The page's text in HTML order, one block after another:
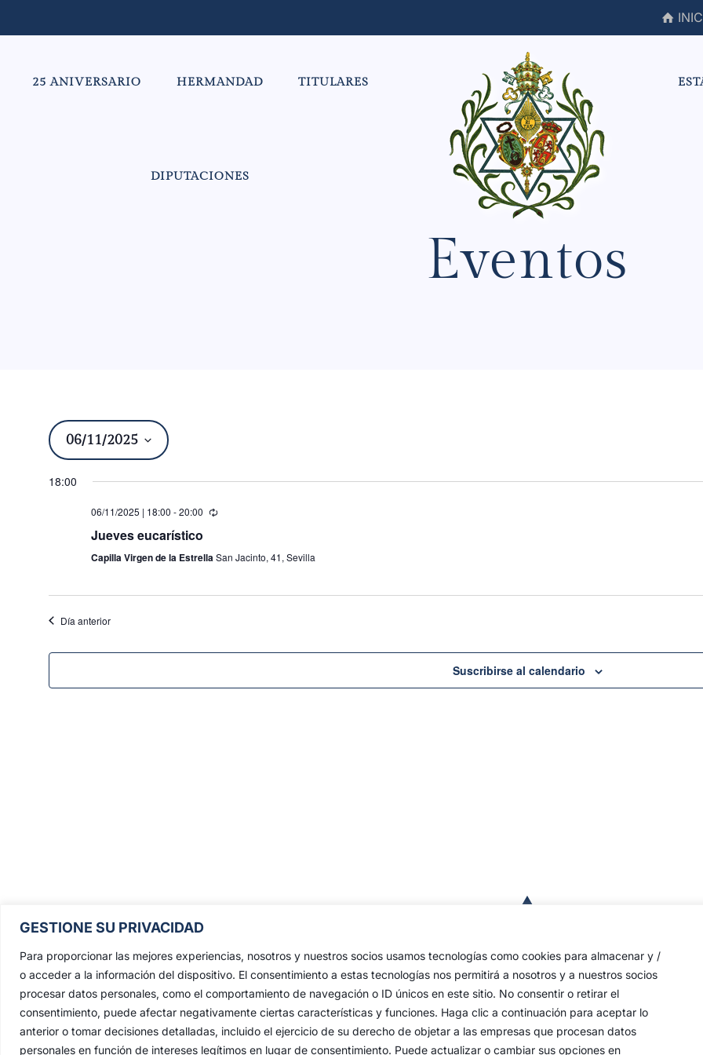
GESTIONE SU PRIVACIDAD
Para proporcionar las mejores experiencias, nosotros y nuestros socios usamos tecnologías como cookies para almacenar y /
o acceder a la información del dispositivo. El consentimiento a estas tecnologías nos permitirá a nosotros y a nuestros socios
procesar datos personales, como el comportamiento de navegación o ID únicos en este sitio. No consentir o retirar el
consentimiento, puede afectar negativamente ciertas características y funciones. Haga clic a continuación para aceptar lo
anterior o tomar decisiones detalladas, incluido el ejercicio de su derecho de objetar a las empresas que procesan datos
personales en función de intereses legítimos en lugar de consentimiento. Puede actualizar o cambiar sus opciones en
25 ANIVERSARIO HERMANDAD TITULARES
DIPUTACIONES
Eventos
06/11/2025
fecha.
18:00
06/11/2025 | 18:00 -20:00
Jueves eucarístico
Capilla Virgen de la EstrellaSan Jacinto, 41, Sevilla
Día anterior
Suscribirse al calendario
Hermandad Sacramental y Cofradía de
Nazarenos de Nuestro Padre Jesús de las
Penas y María Santísima de la Estrella,
Triunfo del Santo Lignum Crucis, San
Francisco de Paula y Santas Justa y
Rufina.